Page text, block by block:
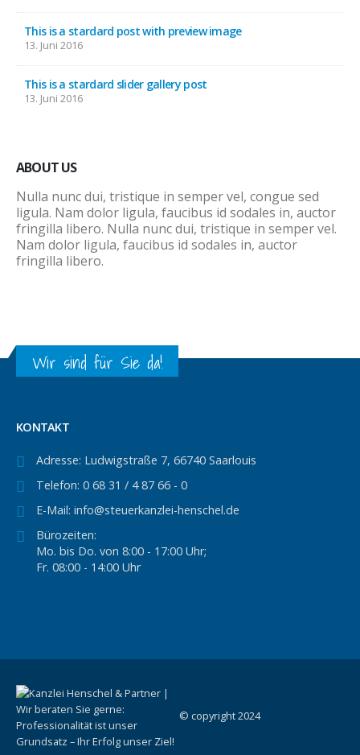
This is a stardard post with preview image
13. Juni 2016
This is a stardard slider gallery post
13. Juni 2016
ABOUT US
Nulla nunc dui, tristique in semper vel, congue sed
ligula. Nam dolor ligula, faucibus id sodales in, auctor
fringilla libero. Nulla nunc dui, tristique in semper vel.
Nam dolor ligula, faucibus id sodales in, auctor
fringilla libero.
Wir sind für Sie da!
KONTAKT
Adresse: Ludwigstraße 7, 66740 Saarlouis
Telefon: 0 68 31 / 4 87 66 - 0
E-Mail: info@steuerkanzlei-henschel.de
Bürozeiten:
Mo. bis Do. von 8:00 - 17:00 Uhr;
Fr. 08:00 - 14:00 Uhr
© copyright 2024